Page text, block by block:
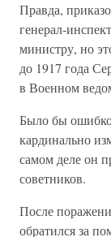
Правда,
генерал-
министру, но
до 1917 года
в Военном
Было бы
кардинально
самом деле он
советников.
После
обратился за